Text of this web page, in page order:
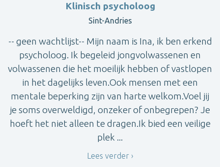
Klinisch psycholoog
Sint-Andries
-- geen wachtlijst-- Mijn naam is Ina, ik ben erkend
psycholoog. Ik begeleid jongvolwassenen en
volwassenen die het moeilijk hebben of vastlopen
in het dagelijks leven.Ook mensen met een
mentale beperking zijn van harte welkom.Voel jij
je soms overweldigd, onzeker of onbegrepen? Je
hoeft het niet alleen te dragen.Ik bied een veilige
plek ...
Lees verder